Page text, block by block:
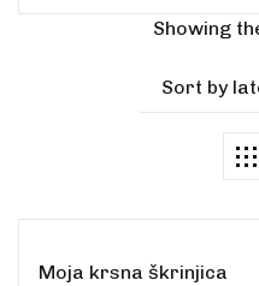
Showing
Sort by
Moja krsna škrinjica